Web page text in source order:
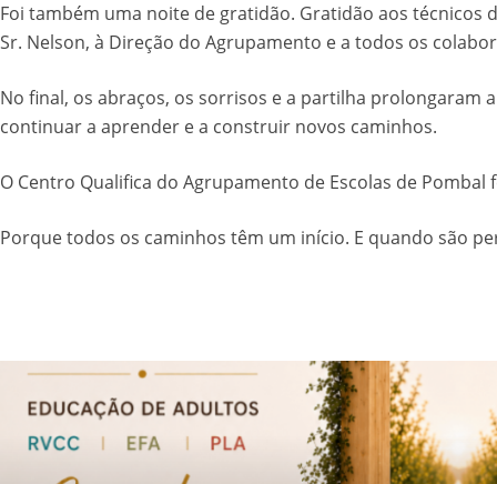
Foi também uma noite de gratidão. Gratidão aos técnicos
Sr. Nelson, à Direção do Agrupamento e a todos os
No final, os abraços, os sorrisos e a partilha prolongaram
continuar a aprender e a construir novos caminhos.
O Centro Qualifica do Agrupamento de Escolas de
Porque todos os caminhos têm um início. E quando são